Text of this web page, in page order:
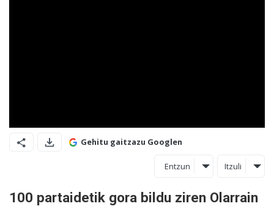
Gehitu gaitzazu Googlen
Entzun Itzuli
100 partaidetik gora bildu ziren Olarrain